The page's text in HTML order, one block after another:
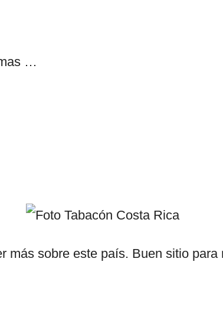
…
más sobre este país. Buen sitio